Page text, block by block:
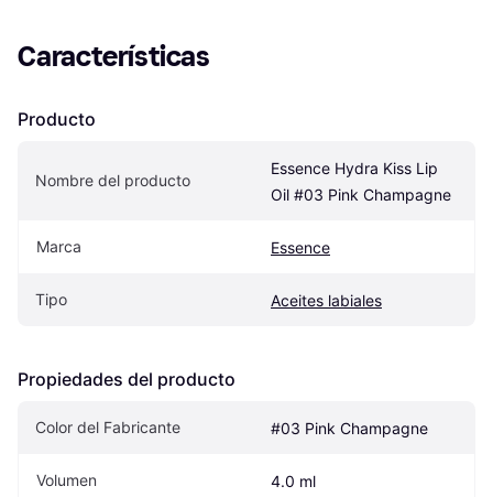
Características
Producto
Nombre del producto
Essence Hydra Kiss Lip
Oil #03 Pink Champagne
Marca Essence
Tipo Aceites labiales
Propiedades del producto
Color del Fabricante #03 Pink Champagne
Volumen 4.0 ml